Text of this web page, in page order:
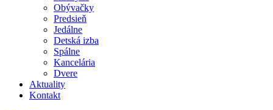
Obývačky
Predsieň
Jedálne
Detská izba
Spálne
Kancelária
Dvere
Aktuality
Kontakt